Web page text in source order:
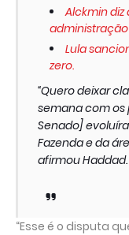
Alckmin
Lula
zero.
“Quero deixar
semana com os
Senado]
Fazenda e da
afirmou Haddad.
“Esse é o disputa